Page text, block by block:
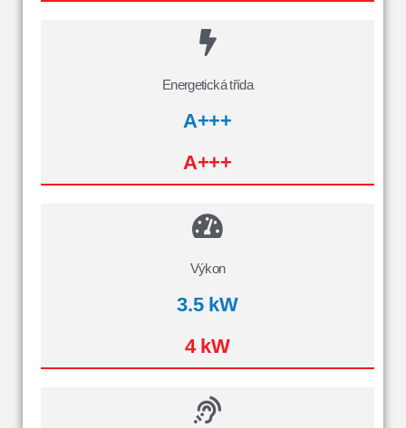
Energetická třída
A+++
A+++
Výkon
3.5 kW
4 kW